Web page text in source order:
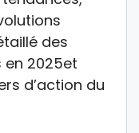
des
2025et
d’action du